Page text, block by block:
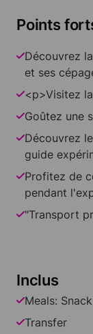
Points
Découvrez
et ses
<p>Visitez
Goûtez une
Découvrez
guide
Profitez de
pendant
"Transport
Inclus
Meals:
Transfer